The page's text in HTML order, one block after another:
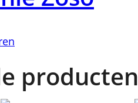
variaties.
gekozen
worden
heeft
meerdere
producten